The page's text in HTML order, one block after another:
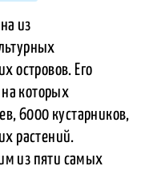
из
островов. Его
которых
6000 кустарников,
растений.
из пяти самых